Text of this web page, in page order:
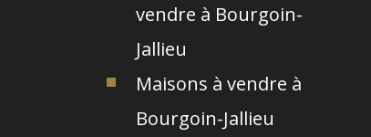
vendre à Bourgoin-
Jallieu
Maisons à vendre à
Bourgoin-Jallieu